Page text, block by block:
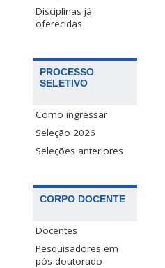
Disciplinas já
oferecidas
PROCESSO
SELETIVO
Como ingressar
Seleção 2026
Seleções anteriores
CORPO DOCENTE
Docentes
Pesquisadores em
pós-doutorado